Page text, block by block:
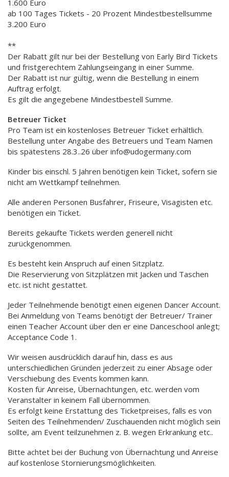
1.600 Euro
ab 100 Tages Tickets - 20 Prozent Mindestbestellsumme
3.200 Euro
**
Der Rabatt gilt nur bei der Bestellung von Early Bird Tickets
und fristgerechtem Zahlungseingang in einer Summe.
Der Rabatt ist nur gültig, wenn die Bestellung in einem
Auftrag erfolgt.
Es gilt die angegebene Mindestbestell Summe.
Betreuer Ticket
Pro Team ist ein kostenloses Betreuer Ticket erhältlich.
Bestellung unter Angabe des Betreuers und Team Namen
bis spätestens 28.3..26 über info@udogermany.com
Kinder bis einschl. 5 Jahren benötigen kein Ticket, sofern sie
nicht am Wettkampf teilnehmen.
Alle anderen Personen Busfahrer, Friseure, Visagisten etc.
benötigen ein Ticket.
Bereits gekaufte Tickets werden generell nicht
zurückgenommen.
Es besteht kein Anspruch auf einen Sitzplatz.
Die Reservierung von Sitzplätzen mit Jacken und Taschen
etc. ist nicht gestattet.
Jeder Teilnehmende benötigt einen eigenen Dancer Account.
Bei Anmeldung von Teams benötigt der Betreuer/ Trainer
einen Teacher Account über den er eine Danceschool anlegt;
Acceptance Code 1.
Wir weisen ausdrücklich darauf hin, dass es aus
unterschiedlichen Gründen jederzeit zu einer Absage oder
Verschiebung des Events kommen kann.
Kosten für Anreise, Übernachtungen, etc. werden vom
Veranstalter in keinem Fall übernommen.
Es erfolgt keine Erstattung des Ticketpreises, falls es von
Seiten des Teilnehmenden/ Zuschauenden nicht möglich sein
sollte, am Event teilzunehmen z. B. wegen Erkrankung etc..
Bitte achtet bei der Buchung von Übernachtung und Anreise
auf kostenlose Stornierungsmöglichkeiten.